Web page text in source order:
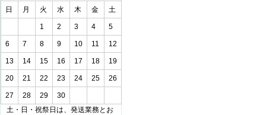
日 月 火 水 木 金 土
1 2 3 4 5
6 7 8 9 10 11 12
13 14 15 16 17 18 19
20 21 22 23 24 25 26
27 28 29
30
土・日・祝祭日は、発送業務とお